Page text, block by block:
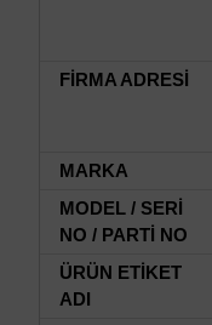
FİRMA ADRESİ
MARKA
MODEL / SERİ
NO / PARTİ NO
ÜRÜN ETİKET
ADI